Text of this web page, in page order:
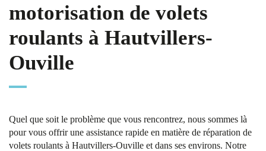
motorisation de volets
roulants à Hautvillers-
Ouville
Quel que soit le problème que vous rencontrez, nous sommes là
pour vous offrir une assistance rapide en matière de réparation de
volets roulants à Hautvillers-Ouville et dans ses environs. Notre